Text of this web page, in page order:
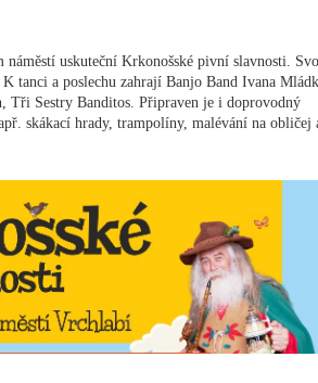
náměstí uskuteční Krkonošské pivní slavnosti.
tanci a poslechu zahrají Banjo Band Ivana
Tři Sestry Banditos. Připraven je i doprovodný
skákací hrady, trampolíny, malévání na obličej